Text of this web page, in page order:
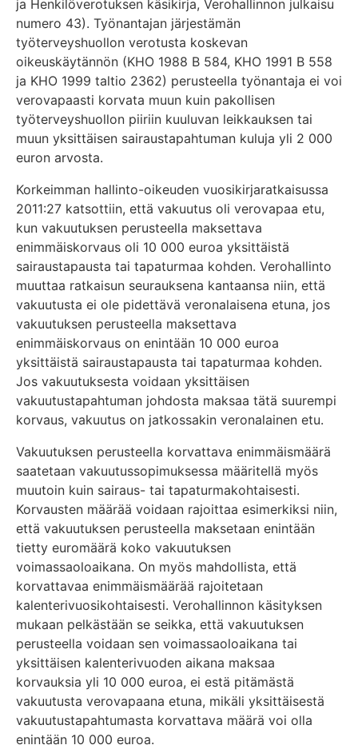
ja Henkilöverotuksen käsikirja, Verohallinnon julkaisu
numero 43). Työnantajan järjestämän
työterveyshuollon verotusta koskevan
oikeuskäytännön (KHO 1988 B 584, KHO 1991 B 558
ja KHO 1999 taltio 2362) perusteella työnantaja ei voi
verovapaasti korvata muun kuin pakollisen
työterveyshuollon piiriin kuuluvan leikkauksen tai
muun yksittäisen sairaustapahtuman kuluja yli 2 000
euron arvosta.
Korkeimman hallinto-oikeuden vuosikirjaratkaisussa
2011:27 katsottiin, että vakuutus oli verovapaa etu,
kun vakuutuksen perusteella maksettava
enimmäiskorvaus oli 10 000 euroa yksittäistä
sairaustapausta tai tapaturmaa kohden. Verohallinto
muuttaa ratkaisun seurauksena kantaansa niin, että
vakuutusta ei ole pidettävä veronalaisena etuna, jos
vakuutuksen perusteella maksettava
enimmäiskorvaus on enintään 10 000 euroa
yksittäistä sairaustapausta tai tapaturmaa kohden.
Jos vakuutuksesta voidaan yksittäisen
vakuutustapahtuman johdosta maksaa tätä suurempi
korvaus, vakuutus on jatkossakin veronalainen etu.
Vakuutuksen perusteella korvattava enimmäismäärä
saatetaan vakuutussopimuksessa määritellä myös
muutoin kuin sairaus- tai tapaturmakohtaisesti.
Korvausten määrää voidaan rajoittaa esimerkiksi niin,
että vakuutuksen perusteella maksetaan enintään
tietty euromäärä koko vakuutuksen
voimassaoloaikana. On myös mahdollista, että
korvattavaa enimmäismäärää rajoitetaan
kalenterivuosikohtaisesti. Verohallinnon käsityksen
mukaan pelkästään se seikka, että vakuutuksen
perusteella voidaan sen voimassaoloaikana tai
yksittäisen kalenterivuoden aikana maksaa
korvauksia yli 10 000 euroa, ei estä pitämästä
vakuutusta verovapaana etuna, mikäli yksittäisestä
vakuutustapahtumasta korvattava määrä voi olla
enintään 10 000 euroa.